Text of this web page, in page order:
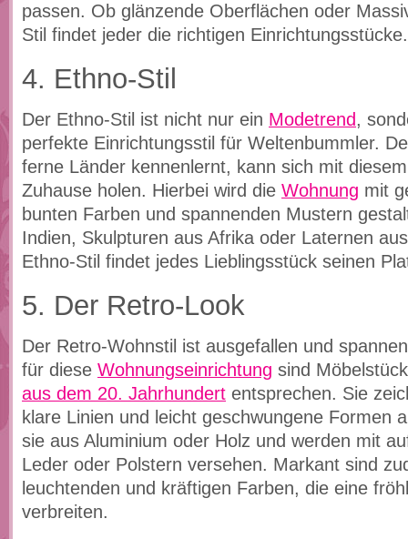
passen. Ob glänzende Oberflächen oder
Stil findet jeder die richtigen Einrichtungsstücke.
4. Ethno-Stil
Der Ethno-Stil ist nicht nur ein Modetrend,
perfekte Einrichtungsstil für Weltenbummler.
ferne Länder kennenlernt, kann sich mit
Zuhause holen. Hierbei wird die Wohnung mit
bunten Farben und spannenden Mustern
Indien, Skulpturen aus Afrika oder Laternen
Ethno-Stil findet jedes Lieblingsstück seinen
5. Der Retro-Look
Der Retro-Wohnstil ist ausgefallen und
für diese Wohnungseinrichtung sind
aus dem 20. Jahrhundert entsprechen. Sie
klare Linien und leicht geschwungene Formen
sie aus Aluminium oder Holz und werden mit
Leder oder Polstern versehen. Markant sind
leuchtenden und kräftigen Farben, die eine
verbreiten.